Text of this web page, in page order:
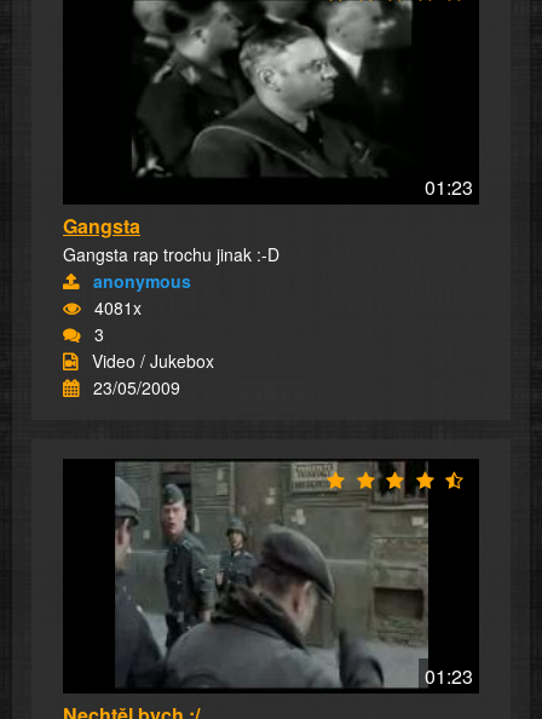
01:23
Gangsta
Gangsta rap trochu jinak :-D
anonymous
4081x
3
Video / Jukebox
23/05/2009
01:23